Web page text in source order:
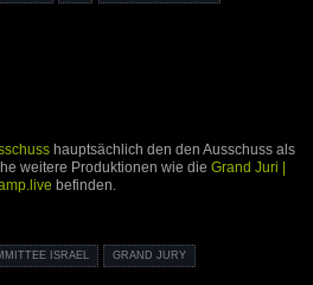
hauptsächlich den den Ausschuss als
weitere Produktionen wie die Grand Juri |
befinden.
ISRAEL GRAND JURY